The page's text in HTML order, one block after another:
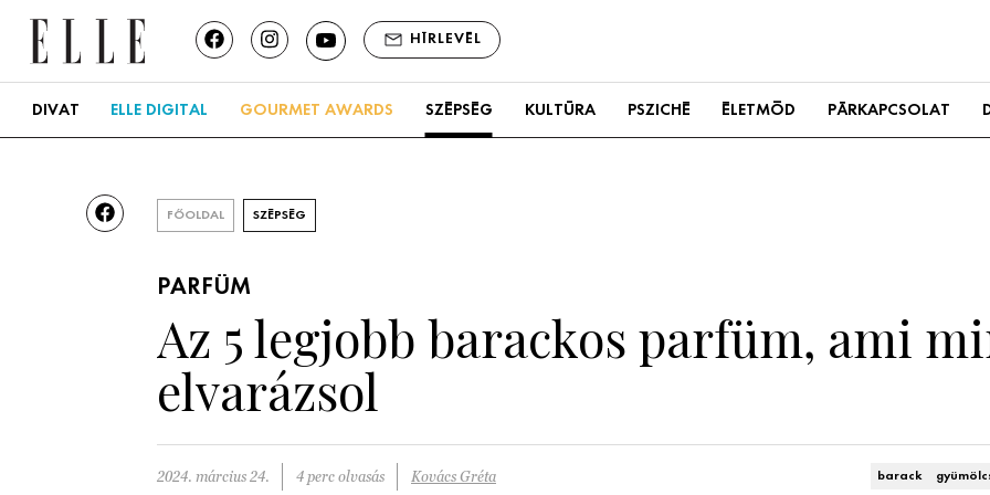
HÍRLEVÉL
DIVAT ELLE DIGITAL GOURMET AWARDS SZÉPSÉG KULTÚRA PSZICHÉ ÉLETMÓD PÁRKAPCSOLAT
FŐOLDAL SZÉPSÉG
PARFÜM
Az 5 legjobb barackos parfüm, ami
elvarázsol
2024. március 24. 4 perc olvasás Kovács Gréta barack